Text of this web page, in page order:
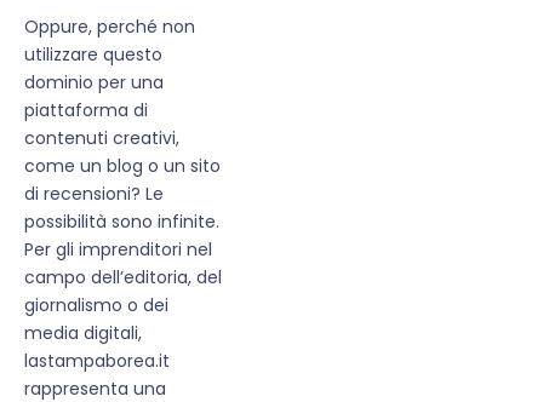
Oppure, perché non
utilizzare questo
dominio per una
piattaforma di
contenuti creativi,
come un blog o un sito
di recensioni? Le
possibilità sono infinite.
Per gli imprenditori nel
campo dell’editoria, del
giornalismo o dei
media digitali,
lastampaborea.it
rappresenta una